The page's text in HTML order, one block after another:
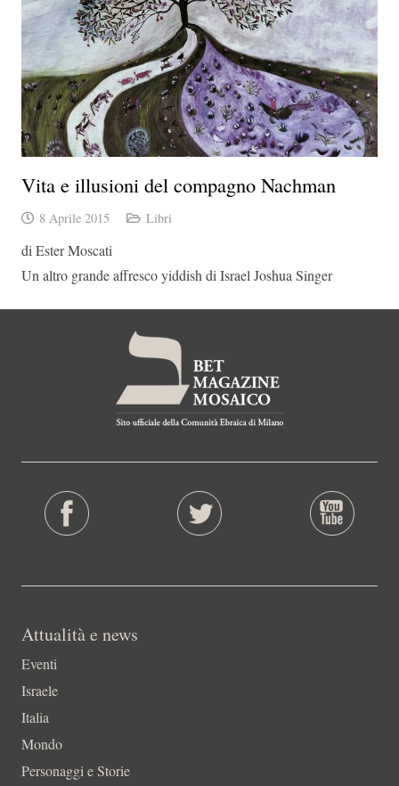
Vita e illusioni del compagno Nachman
8 Aprile 2015 Libri
di Ester Moscati
Un altro grande affresco yiddish di Israel Joshua Singer
Attualità e news
Eventi
Israele
Italia
Mondo
Personaggi e Storie